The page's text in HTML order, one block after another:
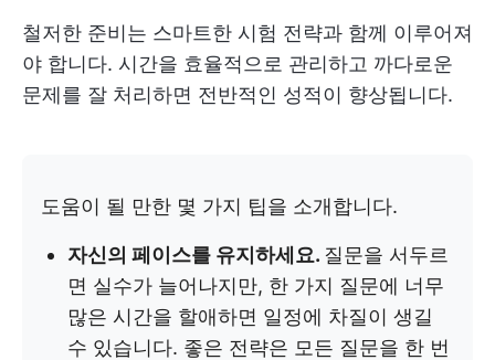
철저한 준비는 스마트한 시험 전략과 함께 이루어져
야 합니다. 시간을 효율적으로 관리하고 까다로운
문제를 잘 처리하면 전반적인 성적이 향상됩니다.
도움이 될 만한 몇 가지 팁을 소개합니다.
자신의 페이스를 유지하세요. 질문을 서두르
면 실수가 늘어나지만, 한 가지 질문에 너무
많은 시간을 할애하면 일정에 차질이 생길
수 있습니다. 좋은 전략은 모든 질문을 한 번